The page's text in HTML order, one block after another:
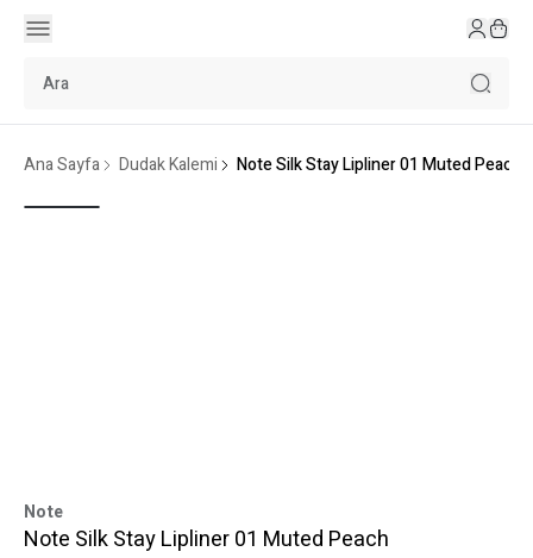
Ana Sayfa Dudak Kalemi Note Silk Stay Lipliner 01 Muted Peach
Note
Note Silk Stay Lipliner 01 Muted Peach